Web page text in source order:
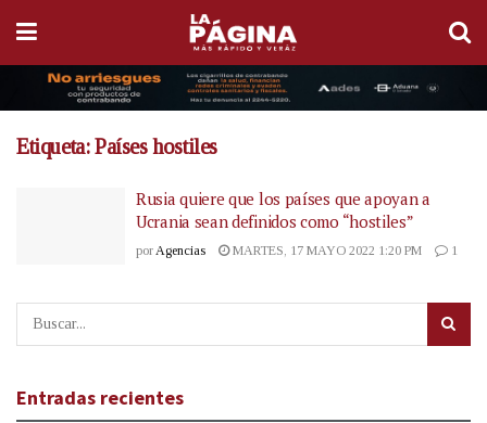
Etiqueta:Países hostiles
Rusia quiere que los países que apoyan a
Ucrania sean definidos como “hostiles”
por Agencias MARTES, 17 MAYO 2022 1:20 PM 1
Entradas recientes